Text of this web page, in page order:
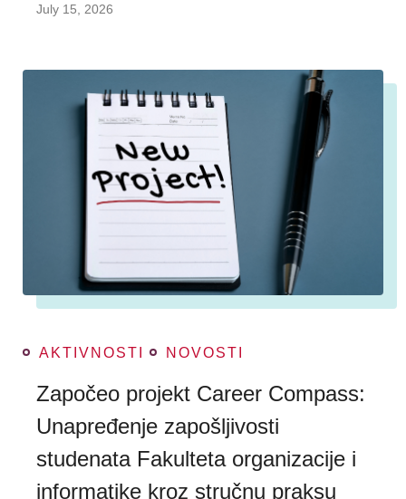
July 15, 2026
AKTIVNOSTI NOVOSTI
Započeo projekt Career Compass:
Unapređenje zapošljivosti
studenata Fakulteta organizacije i
informatike kroz stručnu praksu